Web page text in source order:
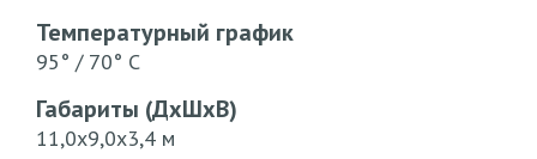
Температурный график
95° / 70° С
Габариты (ДхШхВ)
11,0х9,0х3,4 м